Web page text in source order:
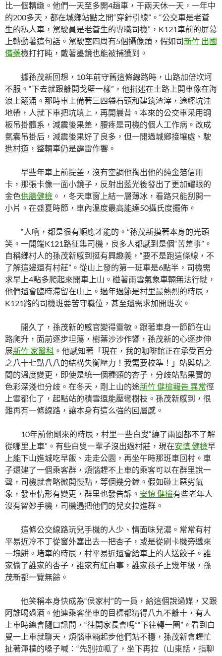
比一個精緻。他們一天至多開4趟車，干兩天休一天，一年中
的200多天，都在城鄉站點之間“穿針引線”。“公交車是老蒼
生的私人車，駕駛員是老蒼生的專職司機”，K121車前的屏幕
上轉動著這句話。駕駛室四周有5個攝像頭，假如司新竹 出國
備藥機打打盹，戴著墨鏡也能被捕獲到。
據孫茂新回想，10年前守舊這條線路時，山路加倍坎坷
不服。“下去就跟離開戈壁一樣”，他描述在土路上開車像在海
浪上翻涌。那時車上備著三四袋石頭和建筑渣滓，途經坑洼
地帶，人就下車把坑填上，再開曩昔。本來的公交車采用鋼
板吊掛體系，減震後果差，腰疼是司機的個人工作病。改成
氣囊吊掛后，減震後果好了良多，但一開過城鄉接壤處、駛
進村道，整輛車仍是霹雷作響。
早些年車上前提差，沒有空調他掏出他的純金箔信用
卡，那張卡像一面小鏡子，反射出藍光後發出了更加耀眼的
金色供膳健檢 。，冬天車窗上結一層薄冰，看路只能刮開一
小片。在盛夏時節，車內溫度最高能達50攝氏度擺佈。
“人吶，都是很有順應才能的。”孫茂新摸著本身的光頭
笑。一開端K121路征集司機，良多人都感到是個“苦差事”。
自稱鄉村人的孫茂新感到挺有興趣義，“要不是跑這條線，不
了解這邊還有村莊”。從山上發的第一班車是6點半，司機需
求早上4點多爬起來開車上山。碰著雨雪氣象車輛無法行駛，
他們還會臨時滯留在山上。過年過節是村里最熱烈的時辰，
K121路的司機班要苦守職位，甚至還需求加開班次。
開久了，孫茂新的感官變得靈敏。跟著車身一節節在山
路爬升，面前逐步坦蕩，樹葉沙沙作響，孫茂新的心逐步伸
展新竹 家醫科 。他感知著「現在，我的咖啡館正在承受百分
之八十七點八八的結構失衡壓力！我需要校準！」站與站之
間的溫度變更，即使是統一個種類的杏子，分歧站點果實的
色彩深淺也分歧。在冬天，剛上山的途新竹 健檢報告 異常徑
上雪都化了，起點站的積雪還能壓彎樹枝。孫茂新感到，很
難再有一條線路，讓本身有這么強的回屬感。
10年前他剛來的時辰，村里一些白叟“繞了兩圈都不了解
從哪里上車”。有些白叟一輩子沒出過村莊，現在安慎 健檢早
上能下山進城吃早飯、走走公園，再坐午時那班車回村。車
子還建了一個乘客群，煩惱趕不上車的乘客可以在群里說一
聲，司機就會略微開慢點，等個幾分鐘。假如碰上惡劣氣
象，發車情形有變更，群里也發告訴。 安慎 健檢有些老年人
沒有智妙手機，司機遇把他們的兒女拉進群。
這條公交線路玩兒手機的人少、情面味兒濃。常常有村
平易近冷不丁從窗外塞出去一把杏子，或是從刷卡機旁遞來
一塊餅。堵車的時辰，村平易近還會給車上的人送餃子。誰
家偷了誰家的杏子，誰家有紅白事，誰家孩子上幾年級，孫
茂新都一覽無餘。
他笑稱本身快成為“侯家村”的一員，給這個說過媒，又跟
阿誰喝過酒。他連乘客坐車的目標都猜得八九不離十，有人
上車時總會隨口訊問，“往開家長會嗎”“下往轉一圈”。看到白
叟一上車就聊天，煩惱車輛起步他們站不穩，孫茂新會趕忙
扯著渾樸的嗓子喊：“先別拉呱了，坐下再拉（山東話，指聊